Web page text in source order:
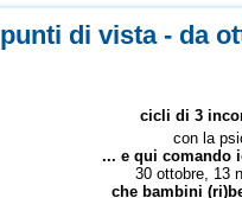
punti di vista - da
cicli di 3
con la
... e qui comando
30 ottobre, 13
che bambini